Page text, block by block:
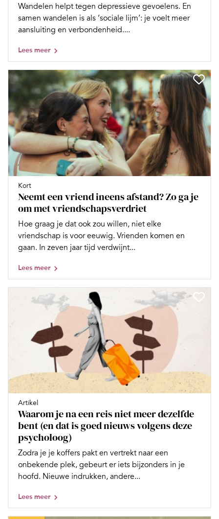
Wandelen helpt tegen depressieve gevoelens. En
samen wandelen is als ‘sociale lijm’: je voelt meer
aansluiting en verbondenheid....
Lees meer
Kort
Neemt een vriend ineens afstand? Zo ga je
om met vriendschapsverdriet
Hoe graag je dat ook zou willen, niet elke
vriendschap is voor eeuwig. Vrienden komen en
gaan. In zeven jaar tijd verdwijnt...
Lees meer
Artikel
Waarom je na een reis niet meer dezelfde
bent (en dat is goed nieuws volgens deze
psycholoog)
Zodra je je koffers pakt en vertrekt naar een
onbekende plek, gebeurt er iets bijzonders in je
hoofd. Nieuwe indrukken, andere...
Lees meer